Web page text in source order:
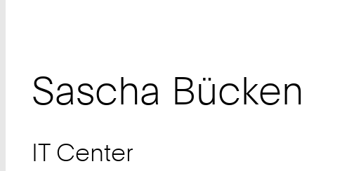
Sascha Bücken
IT Center